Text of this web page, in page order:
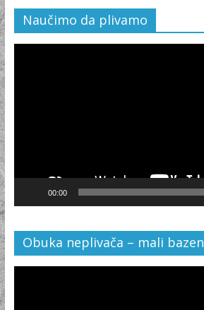
Naučimo da plivamo
00:00
Obuka neplivača – mali bazen